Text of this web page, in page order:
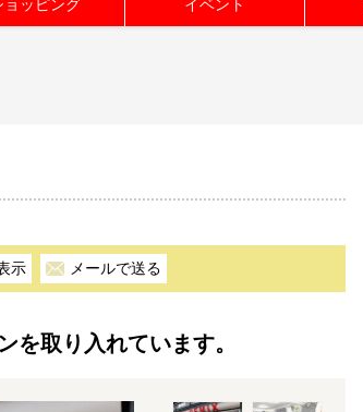
ョッピング イベント
メールで送る
を取り入れています。